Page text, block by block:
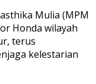
Mulia (MPM
Honda wilayah
terus
kelestarian